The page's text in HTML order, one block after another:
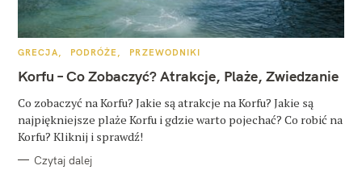
K
T
E
O
R
I
GRECJA PODRÓŻE PRZEWODNIKI
Korfu – Co Zobaczyć? Atrakcje, Plaże, Zwiedzanie
Co zobaczyć na Korfu? Jakie są atrakcje na Korfu? Jakie są
najpiękniejsze plaże Korfu i gdzie warto pojechać? Co robić na
Korfu? Kliknij i sprawdź!
Czytaj dalej